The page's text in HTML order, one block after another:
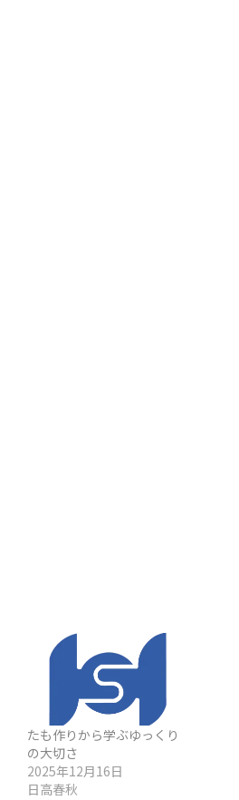
たも作りから学ぶゆっくり
の大切さ
2025年12月16日
日高春秋